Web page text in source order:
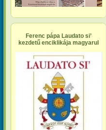
Ferenc pápa Laudato si’
kezdetű enciklikája magyarul